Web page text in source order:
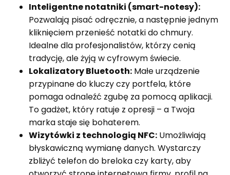
Inteligentne notatniki (smart-notesy):
Pozwalają pisać odręcznie, a następnie jednym
kliknięciem przenieść notatki do chmury.
Idealne dla profesjonalistów, którzy cenią
tradycję, ale żyją w cyfrowym świecie.
Lokalizatory Bluetooth: Małe urządzenie
przypinane do kluczy czy portfela, które
pomaga odnaleźć zgubę za pomocą aplikacji.
To gadżet, który ratuje z opresji – a Twoja
marka staje się bohaterem.
Wizytówki z technologią NFC: Umożliwiają
błyskawiczną wymianę danych. Wystarczy
zbliżyć telefon do breloka czy karty, aby